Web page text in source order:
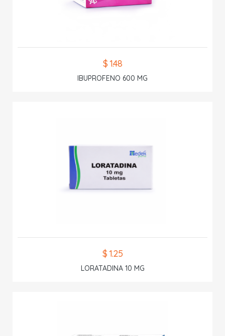
$ 1.48
IBUPROFENO 600 MG
$ 1.25
LORATADINA 10 MG